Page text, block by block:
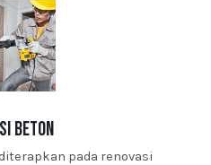
beton
pada renovasi